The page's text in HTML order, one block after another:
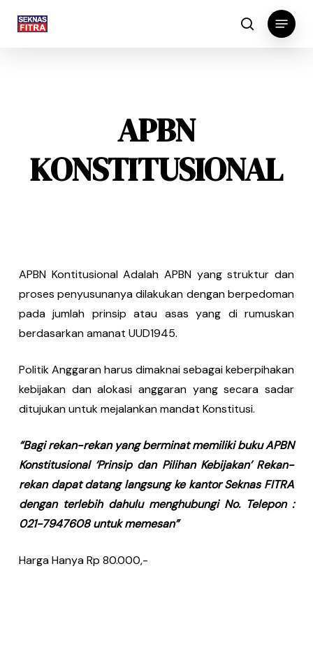
search
Menu
APBN
KONSTITUSIONAL
APBN Kontitusional Adalah APBN yang struktur dan
proses penyusunanya dilakukan dengan berpedoman
pada jumlah prinsip atau asas yang di rumuskan
berdasarkan amanat UUD1945.
Politik Anggaran harus dimaknai sebagai keberpihakan
kebijakan dan alokasi anggaran yang secara sadar
ditujukan untuk mejalankan mandat Konstitusi.
“Bagi rekan-rekan yang berminat memiliki buku APBN
Konstitusional ‘Prinsip dan Pilihan Kebijakan’ Rekan-
rekan dapat datang langsung ke kantor Seknas FITRA
dengan terlebih dahulu menghubungi No. Telepon :
021-7947608 untuk memesan”
Harga Hanya Rp 80.000,-